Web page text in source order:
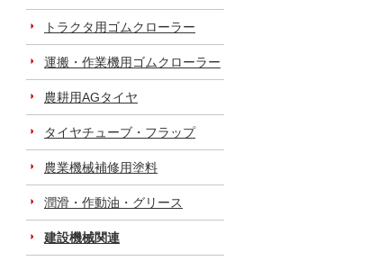
トラクタ用ゴムクローラー
運搬・作業機用ゴムクローラー
農耕用AGタイヤ
タイヤチューブ・フラップ
農業機械補修用塗料
潤滑・作動油・グリース
建設機械関連